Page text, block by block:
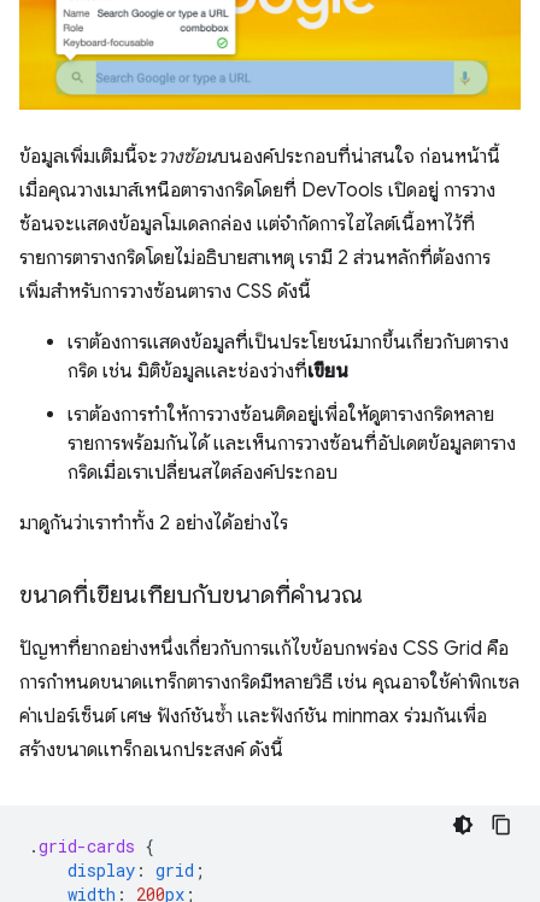
ข้อมูลเพิ่มเติมนี้จะวางซ้อนบนองค์ประกอบที่น่าสนใจ ก่อนหน้านี้
เมื่อคุณวางเมาส์เหนือตารางกริดโดยที่ DevTools เปิดอยู่ การวาง
ซ้อนจะแสดงข้อมูลโมเดลกล่อง แต่จำกัดการไฮไลต์เนื้อหาไว้ที่
รายการตารางกริดโดยไม่อธิบายสาเหตุ เรามี 2 ส่วนหลักที่ต้องการ
เพิ่มสำหรับการวางซ้อนตาราง CSS ดังนี้
เราต้องการแสดงข้อมูลที่เป็นประโยชน์มากขึ้นเกี่ยวกับตาราง
กริด เช่น มิติข้อมูลและช่องว่างที่เขียน
เราต้องการทำให้การวางซ้อนติดอยู่เพื่อให้ดูตารางกริดหลาย
รายการพร้อมกันได้ และเห็นการวางซ้อนที่อัปเดตข้อมูลตาราง
กริดเมื่อเราเปลี่ยนสไตล์องค์ประกอบ
มาดูกันว่าเราทําทั้ง 2 อย่างได้อย่างไร
ขนาดที่เขียนเทียบกับขนาดที่คำนวณ
ปัญหาที่ยากอย่างหนึ่งเกี่ยวกับการแก้ไขข้อบกพร่อง CSS Grid คือ
การกำหนดขนาดแทร็กตารางกริดมีหลายวิธี เช่น คุณอาจใช้ค่าพิกเซล
ค่าเปอร์เซ็นต์ เศษ ฟังก์ชันซ้ำ และฟังก์ชัน minmax ร่วมกันเพื่อ
สร้างขนาดแทร็กอเนกประสงค์ ดังนี้
.grid-cards {
display : grid ;
width : 200px ;